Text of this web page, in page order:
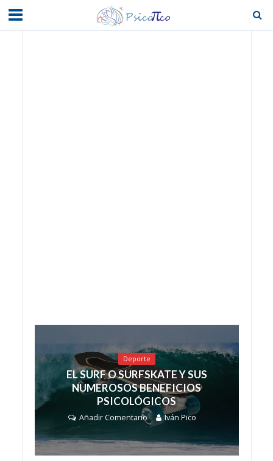
Deporte
EL SURF O SURFSKATE Y SUS
NUMEROSOS BENEFICIOS
PSICOLÓGICOS
Añadir Comentario Iván Pico